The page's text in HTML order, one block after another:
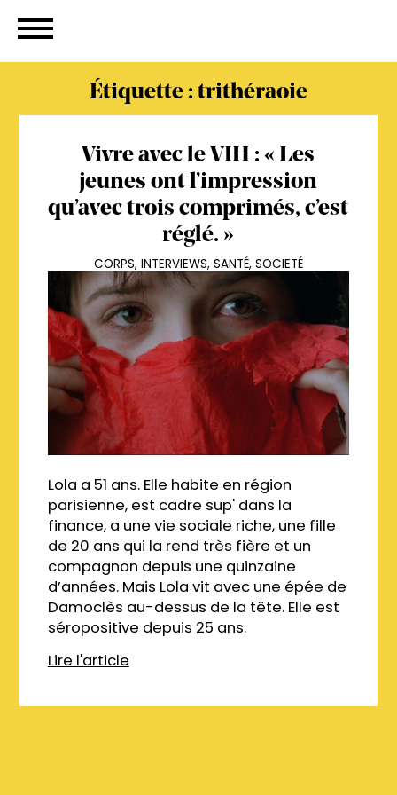
Étiquette : trithéraoie
Vivre avec le VIH : « Les
jeunes ont l’impression
qu’avec trois comprimés, c’est
réglé. »
CORPS, INTERVIEWS, SANTÉ, SOCIETÉ
Lola a 51 ans. Elle habite en région
parisienne, est cadre sup' dans la
finance, a une vie sociale riche, une fille
de 20 ans qui la rend très fière et un
compagnon depuis une quinzaine
d’années. Mais Lola vit avec une épée de
Damoclès au-dessus de la tête. Elle est
séropositive depuis 25 ans.
Lire l'article